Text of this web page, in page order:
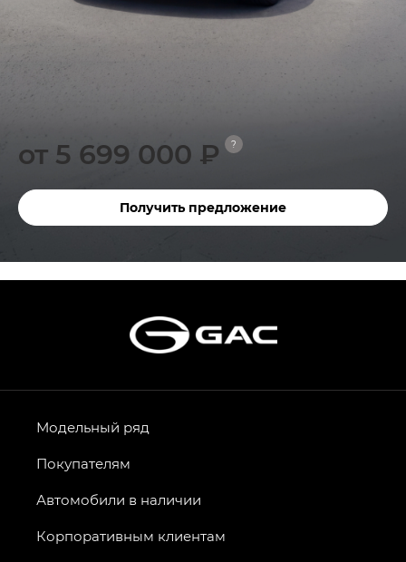
от 5 699 000 ₽ ?
Получить предложение
Модельный ряд
Покупателям
Автомобили в наличии
Корпоративным клиентам